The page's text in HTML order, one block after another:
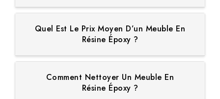
Quel Est Le Prix Moyen D’un Meuble En
Résine Époxy ?
Comment Nettoyer Un Meuble En
Résine Époxy ?